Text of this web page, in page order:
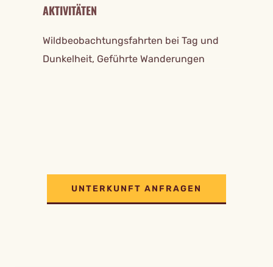
AKTIVITÄTEN
Wildbeobachtungsfahrten bei Tag und
Dunkelheit, Geführte Wanderungen
UNTERKUNFT ANFRAGEN